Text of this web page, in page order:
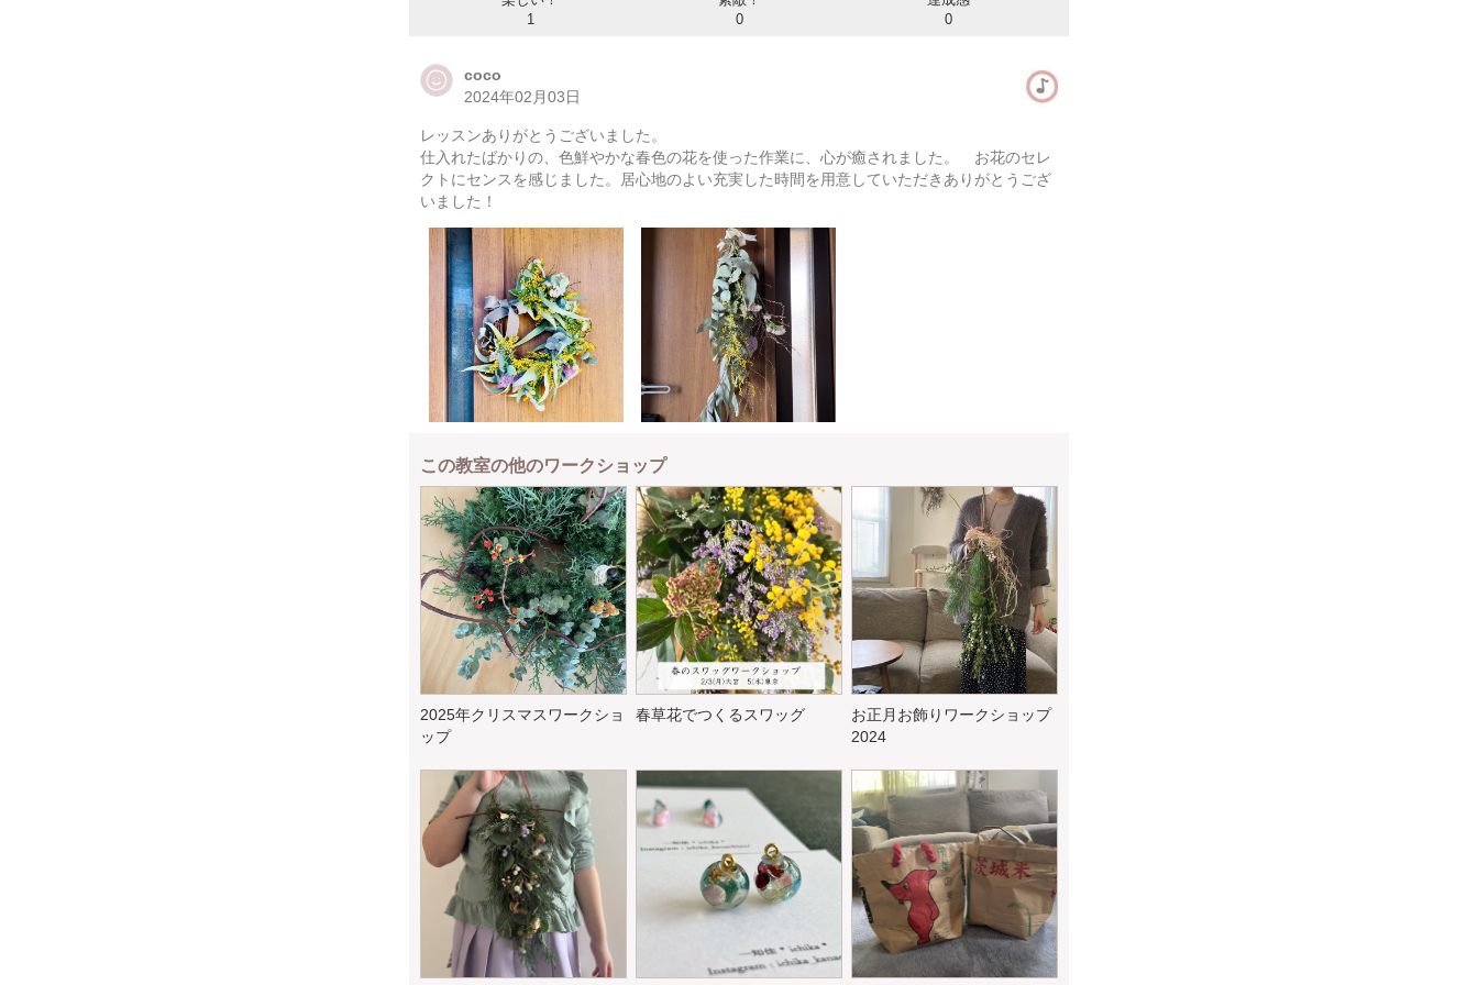
1
0
0
coco
2024年02月03日
レッスンありがとうございました。
仕入れたばかりの、色鮮やかな春色の花を使った作業に、心が癒されました。 お花のセレ
クトにセンスを感じました。居心地のよい充実した時間を用意していただきありがとうござ
いました！
この教室の他のワークショップ
2025年クリスマスワークショ
ップ
春草花でつくるスワッグ
お正月お飾りワークショップ
2024